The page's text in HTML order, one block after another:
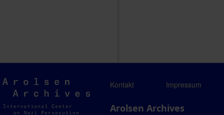
Arolsen
Archives
Kontakt Impressum
Arolsen Archives